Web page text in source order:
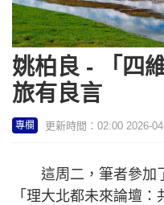
姚柏良 - 「四
旅有良言
專欄 更新時間：02:00 2026-
這周二，筆者參加
「理大北都未來論壇